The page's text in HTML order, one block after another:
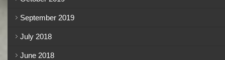
September 2019
July 2018
June 2018